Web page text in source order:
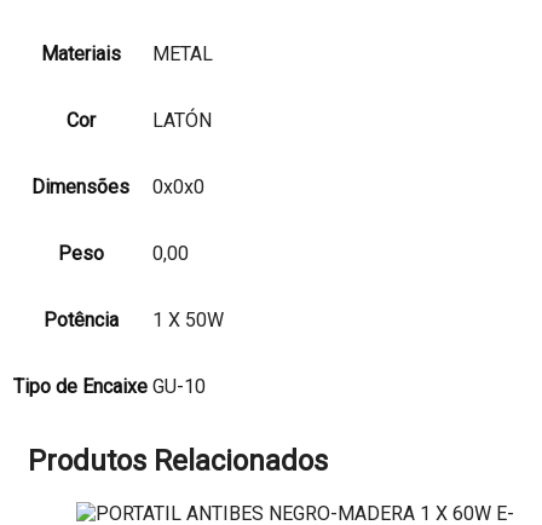
Materiais METAL
Cor LATÓN
Dimensões 0x0x0
Peso 0,00
Potência 1 X 50W
Tipo de Encaixe GU-10
Produtos Relacionados